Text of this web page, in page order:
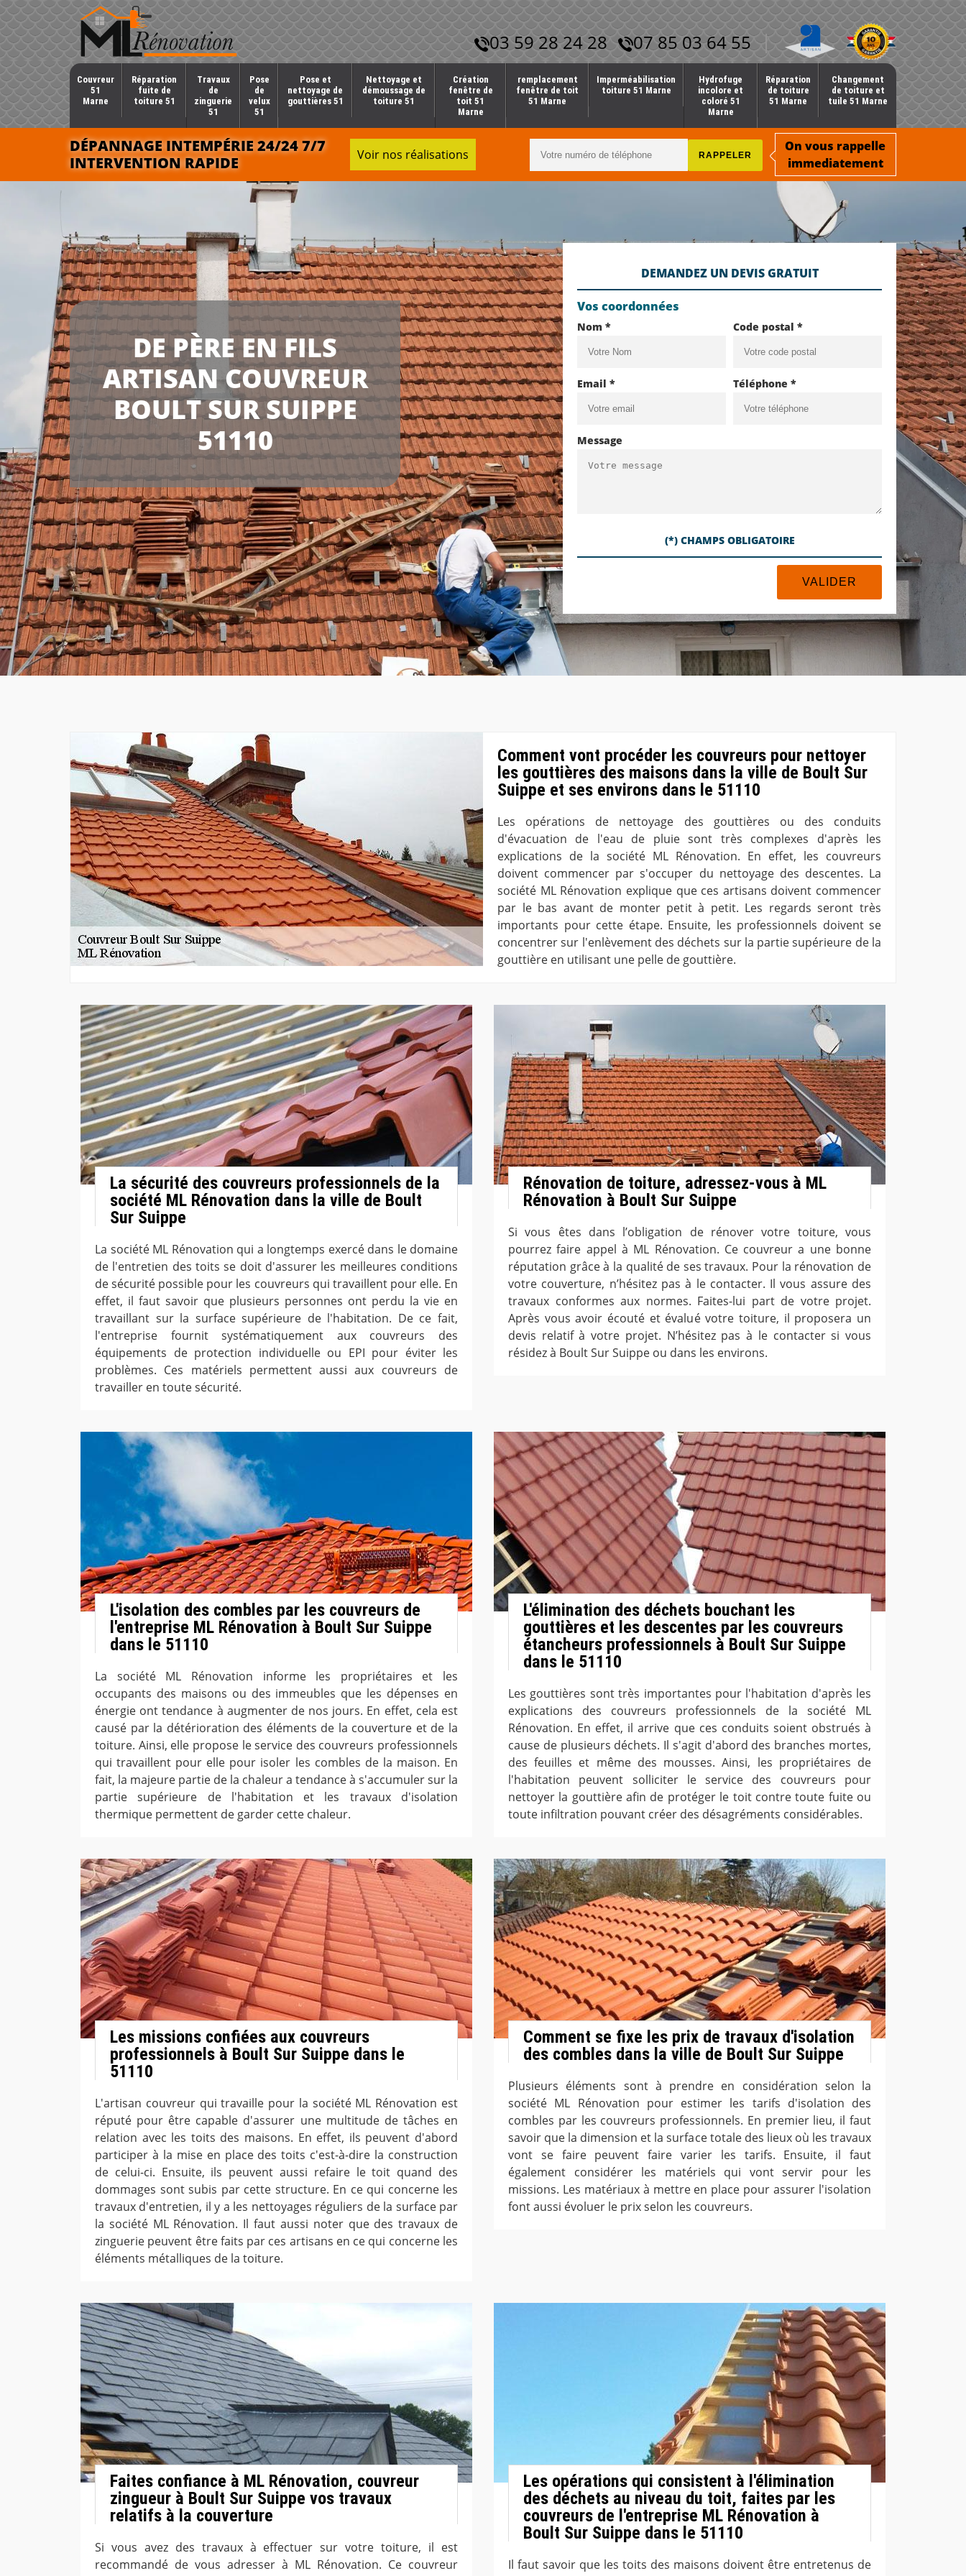
03 59 28 24 28 07 85 03 64 55
Couvreur
51
Marne
Réparation
fuite de
toiture 51
Travaux
de
zinguerie
51
Pose
de
velux
51
Pose et
nettoyage de
gouttières 51
Nettoyage et
démoussage de
toiture 51
Création
fenêtre de
toit 51
Marne
remplacement
fenêtre de toit
51 Marne
Imperméabilisation
toiture 51 Marne
Hydrofuge
incolore et
coloré 51
Marne
Réparation
de toiture
51 Marne
Changement
de toiture et
tuile 51 Marne
DÉPANNAGE INTEMPÉRIE 24/24 7/7
INTERVENTION RAPIDE
Voir nos réalisations
On vous rappelle
immediatement
DE PÈRE EN FILS
ARTISAN COUVREUR
BOULT SUR SUIPPE
51110
DEMANDEZ UN DEVIS GRATUIT
Vos coordonnées
Nom * Code postal *
Email * Téléphone *
Message
(*) CHAMPS OBLIGATOIRE
Comment vont procéder les couvreurs pour nettoyer
les gouttières des maisons dans la ville de Boult Sur
Suippe et ses environs dans le 51110
Les opérations de nettoyage des gouttières ou des conduits
d'évacuation de l'eau de pluie sont très complexes d'après les
explications de la société ML Rénovation. En effet, les couvreurs
doivent commencer par s'occuper du nettoyage des descentes. La
société ML Rénovation explique que ces artisans doivent commencer
par le bas avant de monter petit à petit. Les regards seront très
importants pour cette étape. Ensuite, les professionnels doivent se
concentrer sur l'enlèvement des déchets sur la partie supérieure de la
gouttière en utilisant une pelle de gouttière.
La sécurité des couvreurs professionnels de la
société ML Rénovation dans la ville de Boult
Sur Suippe
La société ML Rénovation qui a longtemps exercé dans le domaine
de l'entretien des toits se doit d'assurer les meilleures conditions
de sécurité possible pour les couvreurs qui travaillent pour elle. En
effet, il faut savoir que plusieurs personnes ont perdu la vie en
travaillant sur la surface supérieure de l'habitation. De ce fait,
l'entreprise fournit systématiquement aux couvreurs des
équipements de protection individuelle ou EPI pour éviter les
problèmes. Ces matériels permettent aussi aux couvreurs de
travailler en toute sécurité.
Rénovation de toiture, adressez-vous à ML
Rénovation à Boult Sur Suippe
Si vous êtes dans l’obligation de rénover votre toiture, vous
pourrez faire appel à ML Rénovation. Ce couvreur a une bonne
réputation grâce à la qualité de ses travaux. Pour la rénovation de
votre couverture, n’hésitez pas à le contacter. Il vous assure des
travaux conformes aux normes. Faites-lui part de votre projet.
Après vous avoir écouté et évalué votre toiture, il proposera un
devis relatif à votre projet. N’hésitez pas à le contacter si vous
résidez à Boult Sur Suippe ou dans les environs.
L'isolation des combles par les couvreurs de
l'entreprise ML Rénovation à Boult Sur Suippe
dans le 51110
La société ML Rénovation informe les propriétaires et les
occupants des maisons ou des immeubles que les dépenses en
énergie ont tendance à augmenter de nos jours. En effet, cela est
causé par la détérioration des éléments de la couverture et de la
toiture. Ainsi, elle propose le service des couvreurs professionnels
qui travaillent pour elle pour isoler les combles de la maison. En
fait, la majeure partie de la chaleur a tendance à s'accumuler sur la
partie supérieure de l'habitation et les travaux d'isolation
thermique permettent de garder cette chaleur.
L'élimination des déchets bouchant les
gouttières et les descentes par les couvreurs
étancheurs professionnels à Boult Sur Suippe
dans le 51110
Les gouttières sont très importantes pour l'habitation d'après les
explications des couvreurs professionnels de la société ML
Rénovation. En effet, il arrive que ces conduits soient obstrués à
cause de plusieurs déchets. Il s'agit d'abord des branches mortes,
des feuilles et même des mousses. Ainsi, les propriétaires de
l'habitation peuvent solliciter le service des couvreurs pour
nettoyer la gouttière afin de protéger le toit contre toute fuite ou
toute infiltration pouvant créer des désagréments considérables.
Les missions confiées aux couvreurs
professionnels à Boult Sur Suippe dans le
51110
L'artisan couvreur qui travaille pour la société ML Rénovation est
réputé pour être capable d'assurer une multitude de tâches en
relation avec les toits des maisons. En effet, ils peuvent d'abord
participer à la mise en place des toits c'est-à-dire la construction
de celui-ci. Ensuite, ils peuvent aussi refaire le toit quand des
dommages sont subis par cette structure. En ce qui concerne les
travaux d'entretien, il y a les nettoyages réguliers de la surface par
la société ML Rénovation. Il faut aussi noter que des travaux de
zinguerie peuvent être faits par ces artisans en ce qui concerne les
éléments métalliques de la toiture.
Comment se fixe les prix de travaux d'isolation
des combles dans la ville de Boult Sur Suippe
Plusieurs éléments sont à prendre en considération selon la
société ML Rénovation pour estimer les tarifs d'isolation des
combles par les couvreurs professionnels. En premier lieu, il faut
savoir que la dimension et la surface totale des lieux où les travaux
vont se faire peuvent faire varier les tarifs. Ensuite, il faut
également considérer les matériels qui vont servir pour les
missions. Les matériaux à mettre en place pour assurer l'isolation
font aussi évoluer le prix selon les couvreurs.
Faites confiance à ML Rénovation, couvreur
zingueur à Boult Sur Suippe vos travaux
relatifs à la couverture
Si vous avez des travaux à effectuer sur votre toiture, il est
recommandé de vous adresser à ML Rénovation. Ce couvreur
Les opérations qui consistent à l'élimination
des déchets au niveau du toit, faites par les
couvreurs de l'entreprise ML Rénovation à
Boult Sur Suippe dans le 51110
Il faut savoir que les toits des maisons doivent être entretenus de